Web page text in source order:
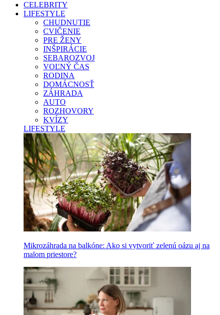
CELEBRITY
LIFESTYLE
CHUDNUTIE
CVIČENIE
PRE ŽENY
INŠPIRÁCIE
SEBAROZVOJ
VOĽNÝ ČAS
RODINA
DOMÁCNOSŤ
ZÁHRADA
AUTO
ROZHOVORY
KVÍZY
LIFESTYLE
Mikrozáhrada na balkóne: Ako si vytvoriť zelenú oázu aj na
malom priestore?